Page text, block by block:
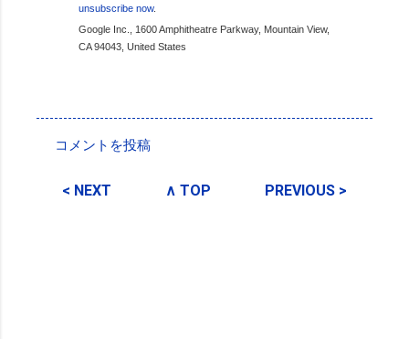
unsubscribe now.
Google Inc., 1600 Amphitheatre Parkway, Mountain View,
CA 94043, United States
メ
コメントを投稿
< NEXT ∧ TOP PREVIOUS >